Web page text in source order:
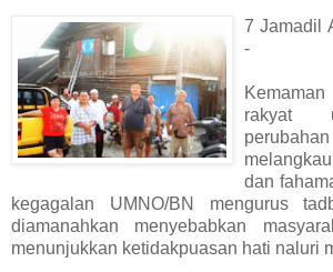
7 Jamadil
-
rakyat
dan
kegagalan UMNO/BN mengurus
diamanahkan menyebabkan
menunjukkan ketidakpuasan hati naluri